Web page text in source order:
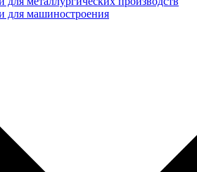
для машиностроения